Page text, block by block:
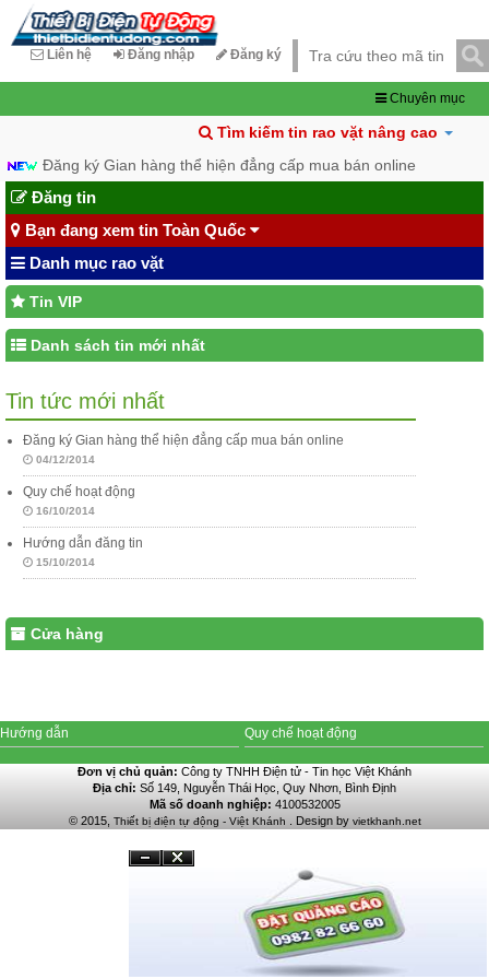
Liên hệ Đăng nhập Đăng ký
Chuyên mục
Tìm kiếm tin rao vặt nâng cao
Đăng ký Gian hàng thể hiện đẳng cấp mua bán online
Đăng tin
Bạn đang xem tin Toàn Quốc
Danh mục rao vặt
Tin VIP
Danh sách tin mới nhất
Tin tức mới nhất
Đăng ký Gian hàng thể hiện đẳng cấp mua bán online
04/12/2014
Quy chế hoạt động
16/10/2014
Hướng dẫn đăng tin
15/10/2014
Cửa hàng
Hướng dẫn Quy chế hoạt động
Đơn vị chủ quản: Công ty TNHH Điện tử - Tin học Việt Khánh
Địa chỉ: Số 149, Nguyễn Thái Học, Quy Nhơn, Bình Định
Mã số doanh nghiệp: 4100532005
© 2015, Thiết bị điện tự động - Việt Khánh . Design by vietkhanh.net